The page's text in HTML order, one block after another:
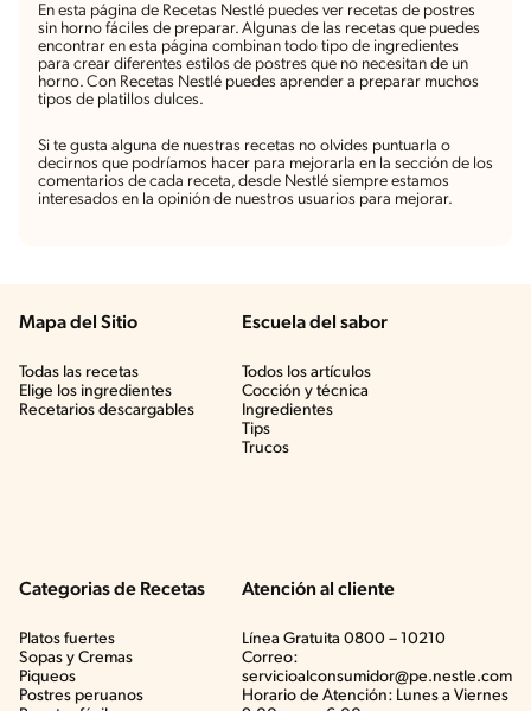
En esta página de Recetas Nestlé puedes ver recetas de postres
sin horno fáciles de preparar. Algunas de las recetas que puedes
encontrar en esta página combinan todo tipo de ingredientes
para crear diferentes estilos de postres que no necesitan de un
horno. Con Recetas Nestlé puedes aprender a preparar muchos
tipos de platillos dulces.
Si te gusta alguna de nuestras recetas no olvides puntuarla o
decirnos que podríamos hacer para mejorarla en la sección de los
comentarios de cada receta, desde Nestlé siempre estamos
interesados en la opinión de nuestros usuarios para mejorar.
Mapa del Sitio
Todas las recetas
Elige los ingredientes
Recetarios descargables
Escuela del sabor
Todos los artículos
Cocción y técnica
Ingredientes
Tips
Trucos
Categorias de Recetas
Platos fuertes
Sopas y Cremas
Piqueos
Postres peruanos
Atención al cliente
Línea Gratuita 0800 – 10210
Correo:
servicioalconsumidor@pe.nestle.com
Horario de Atención: Lunes a Viernes